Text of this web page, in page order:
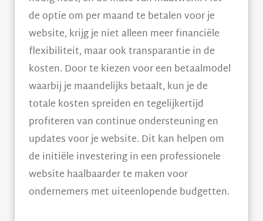
de optie om per maand te betalen voor je
website, krijg je niet alleen meer financiële
flexibiliteit, maar ook transparantie in de
kosten. Door te kiezen voor een betaalmodel
waarbij je maandelijks betaalt, kun je de
totale kosten spreiden en tegelijkertijd
profiteren van continue ondersteuning en
updates voor je website. Dit kan helpen om
de initiële investering in een professionele
website haalbaarder te maken voor
ondernemers met uiteenlopende budgetten.